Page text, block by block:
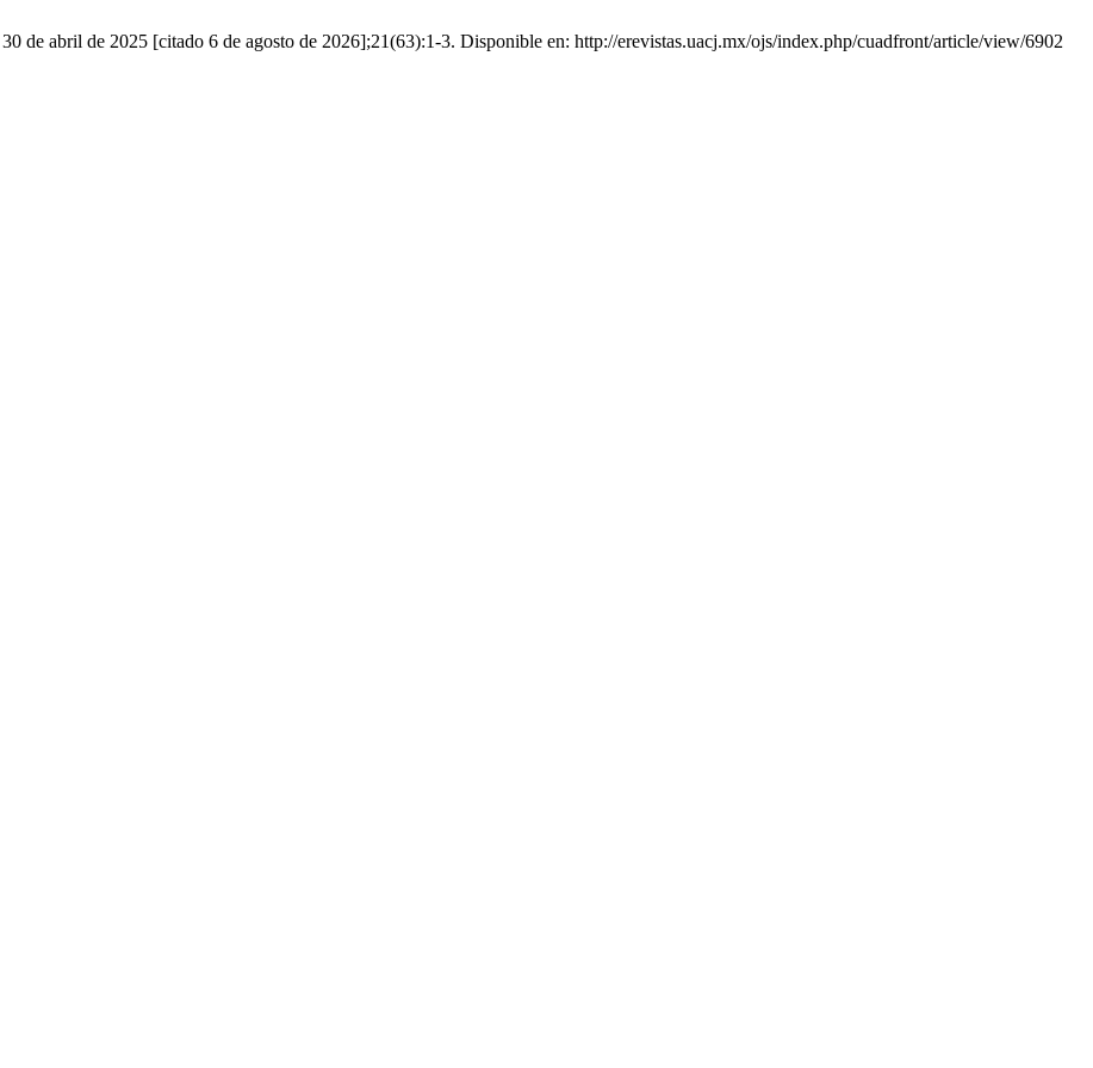
de abril de 2025 [citado 6 de agosto de 2026];21(63):1-3. Disponible en: http://erevistas.uacj.mx/ojs/index.php/cuadfront/article/view/6902